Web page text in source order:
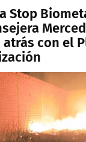
Stop
con el